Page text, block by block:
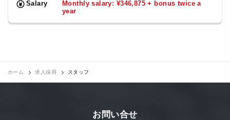
Salary
Monthly salary: ¥346,875 + bonus twice a
year
ホーム 求人採用 スタッフ
お問い合せ